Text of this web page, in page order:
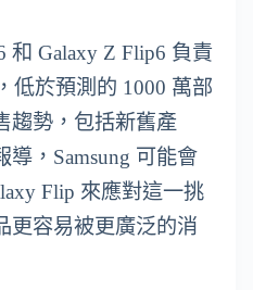
和 Galaxy Z Flip6 負責
低於預測的 1000 萬部
趨勢，包括新舊產
，Samsung 可能會
Flip 來應對這一挑
更容易被更廣泛的消